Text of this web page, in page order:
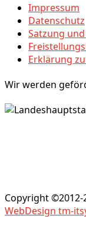
Impressum
Datenschutz
Satzung
Erklärung
Wir werden
Copyright
WebDesign tm-